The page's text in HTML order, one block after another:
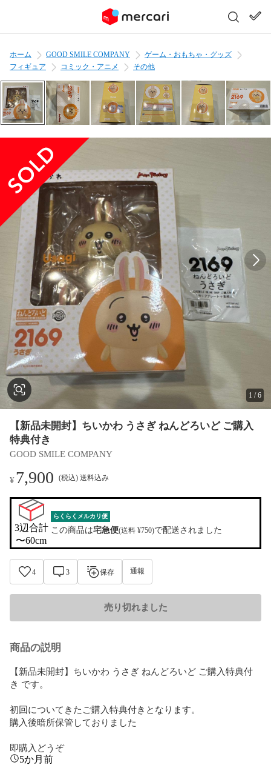
ホーム GOOD SMILE COMPANY
ゲーム・おもちゃ・グッズ
フィギュア
コミック・アニメ その他
1 /6
【新品未開封】ちいかわ うさぎ ねんどろいど ご購入
特典付き
GOOD SMILE COMPANY
¥7,900 (税込) 送料込み
3辺合計
〜60cm
らくらくメルカリ便
この商品は宅急便(送料 ¥750)で配送されました
4 3 保存 通報
売り切れました
商品の説明
【新品未開封】ちいかわ うさぎ ねんどろいど ご購入特典付
き です。
初回についてきたご購入特典付きとなります。
購入後暗所保管しておりました
即購入どうぞ
5か月前